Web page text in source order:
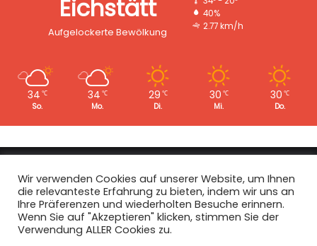
Eichstätt
Aufgelockerte Bewölkung
40%
2.77 km/h
34 ℃
So.
34 ℃
Mo.
29 ℃
Di.
30 ℃
Mi.
30 ℃
Do.
Copyright © 2008 - 2026 EI-Live.de
| Alle Rechte vorbehalten.
Start|Datenschutz|Kontakt|Impressum
Facebook
X
Wir verwenden Cookies auf unserer Website, um Ihnen
die relevanteste Erfahrung zu bieten, indem wir uns an
Ihre Präferenzen und wiederholten Besuche erinnern.
Wenn Sie auf "Akzeptieren" klicken, stimmen Sie der
Verwendung ALLER Cookies zu.